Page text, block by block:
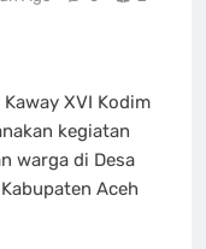
XVI Kodim
kegiatan
warga di Desa
Aceh